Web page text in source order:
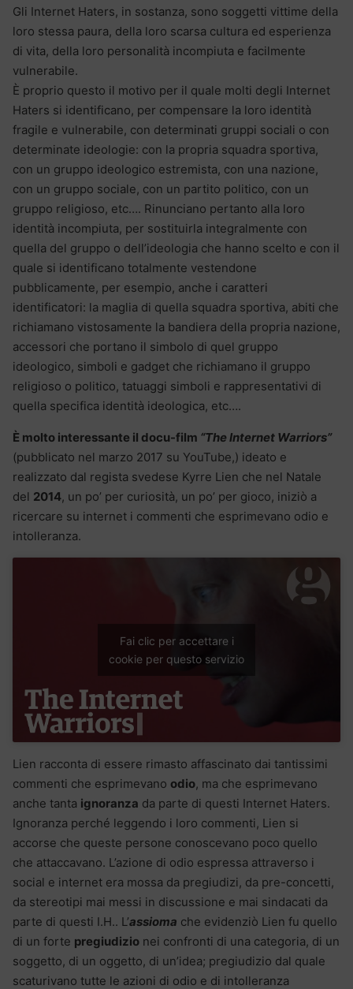
Gli Internet Haters, in sostanza, sono soggetti vittime della
loro stessa paura, della loro scarsa cultura ed esperienza
di vita, della loro personalità incompiuta e facilmente
vulnerabile.
È proprio questo il motivo per il quale molti degli Internet
Haters si identificano, per compensare la loro identità
fragile e vulnerabile, con determinati gruppi sociali o con
determinate ideologie: con la propria squadra sportiva,
con un gruppo ideologico estremista, con una nazione,
con un gruppo sociale, con un partito politico, con un
gruppo religioso, etc…. Rinunciano pertanto alla loro
identità incompiuta, per sostituirla integralmente con
quella del gruppo o dell’ideologia che hanno scelto e con il
quale si identificano totalmente vestendone
pubblicamente, per esempio, anche i caratteri
identificatori: la maglia di quella squadra sportiva, abiti che
richiamano vistosamente la bandiera della propria nazione,
accessori che portano il simbolo di quel gruppo
ideologico, simboli e gadget che richiamano il gruppo
religioso o politico, tatuaggi simboli e rappresentativi di
quella specifica identità ideologica, etc….
È molto interessante il docu-film “The Internet Warriors”
(pubblicato nel marzo 2017 su YouTube,) ideato e
realizzato dal regista svedese Kyrre Lien che nel Natale
del 2014, un po’ per curiosità, un po’ per gioco, iniziò a
ricercare su internet i commenti che esprimevano odio e
intolleranza.
Fai clic per accettare i
cookie per questo servizio
Lien racconta di essere rimasto affascinato dai tantissimi
commenti che esprimevano odio, ma che esprimevano
anche tanta ignoranza da parte di questi Internet Haters.
Ignoranza perché leggendo i loro commenti, Lien si
accorse che queste persone conoscevano poco quello
che attaccavano. L’azione di odio espressa attraverso i
social e internet era mossa da pregiudizi, da pre-concetti,
da stereotipi mai messi in discussione e mai sindacati da
parte di questi I.H.. L’assioma che evidenziò Lien fu quello
di un forte pregiudizio nei confronti di una categoria, di un
soggetto, di un oggetto, di un’idea; pregiudizio dal quale
scaturivano tutte le azioni di odio e di intolleranza